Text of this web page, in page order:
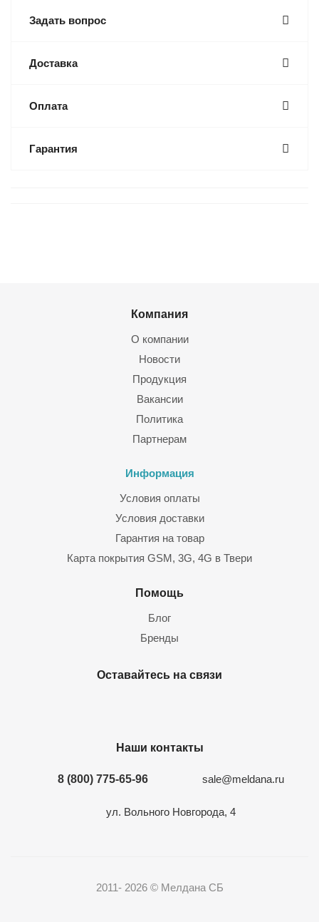
Задать вопрос
Доставка
Оплата
Гарантия
Компания
О компании
Новости
Продукция
Вакансии
Политика
Партнерам
Информация
Условия оплаты
Условия доставки
Гарантия на товар
Карта покрытия GSM, 3G, 4G в Твери
Помощь
Блог
Бренды
Оставайтесь на связи
Наши контакты
8 (800) 775-65-96 sale@meldana.ru
ул. Вольного Новгорода, 4
2011- 2026 © Мелдана СБ